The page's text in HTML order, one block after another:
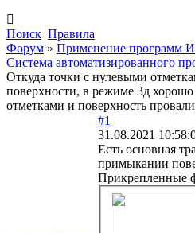
Поиск Правила
Форум » Применение программ
Система автоматизированного
Откуда точки с нулевыми
поверхности, в режиме 3д
отметками и поверхность
#1
31.08.2021
Есть основная
примыкании
Прикрепленные